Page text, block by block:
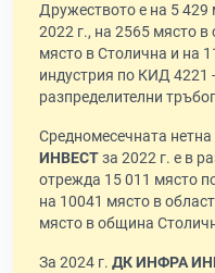
Дружеството е на 5 429
2022 г., на 2565 място
място в Столична и на
индустрия по КИД 4221
разпределителни
Средномесечната
ИНВЕСТза 2022 г. е в
отрежда 15 011 място
на 10041 място в
място в община
За 2024 г. ДК ИНФРА